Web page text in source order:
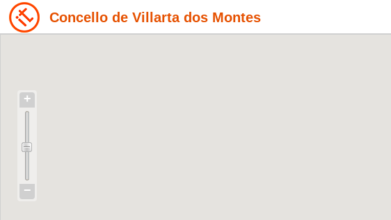
Concello de Villarta dos Montes
+
−